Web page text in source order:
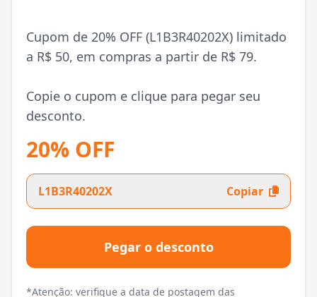
Cupom de 20% OFF (L1B3R40202X) limitado
a R$ 50, em compras a partir de R$ 79.
Copie o cupom e clique para pegar seu
desconto.
20% OFF
L1B3R40202X Copiar
Pegar o desconto
*Atenção: verifique a data de postagem das